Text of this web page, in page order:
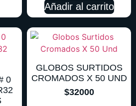
Añadir al carrito
0
GLOBOS SURTIDOS
CROMADOS X 50 UND
$32000